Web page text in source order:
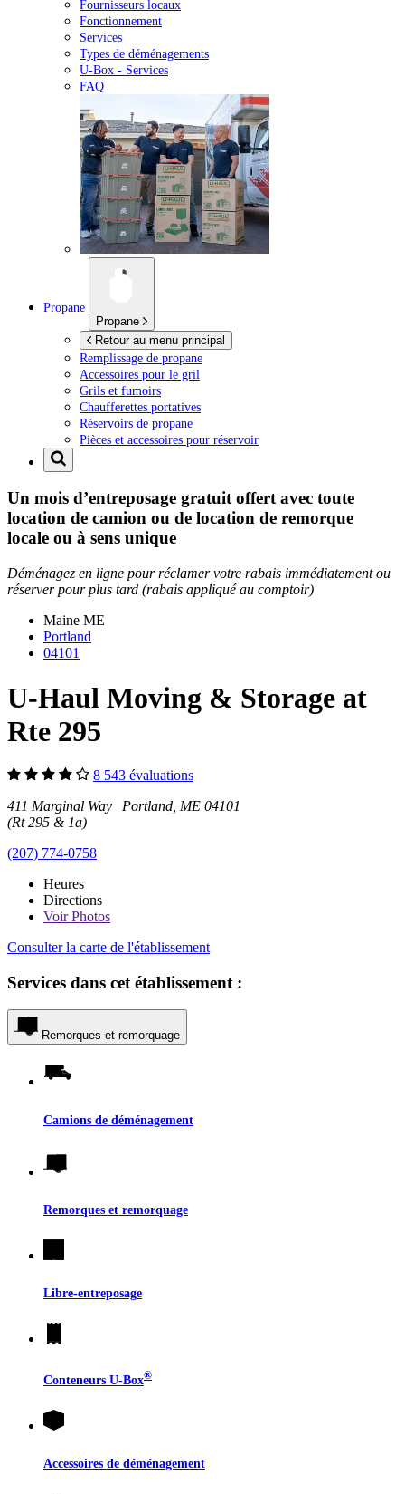
Fournisseurs locaux
Fonctionnement
Services
Types de déménagements
U-Box - Services
FAQ
Propane
Propane
Retour au menu principal
Remplissage de propane
Accessoires pour le gril
Grils et fumoirs
Chaufferettes portatives
Réservoirs de propane
Pièces et accessoires pour réservoir
Un mois d’entreposage gratuit offert avec toute
location de camion ou de location de remorque
locale ou à sens unique
Déménagez en ligne pour réclamer votre rabais immédiatement ou
réserver pour plus tard (rabais appliqué au comptoir)
Maine ME
Portland
04101
U-Haul Moving & Storage at
Rte 295
8 543 évaluations
411 Marginal Way Portland, ME 04101
(Rt 295 & 1a)
(207) 774-0758
Heures
Directions
VoirPhotos
Consulter la carte de l'établissement
Services dans cet établissement :
Remorques et remorquage
Camions de déménagement
Remorques et remorquage
Libre-entreposage
Conteneurs U-Box®
Accessoires de déménagement